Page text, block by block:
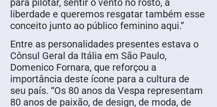
para pilotar, sentir o vento no rosto, a
liberdade e queremos resgatar também esse
conceito junto ao público feminino aqui.”
Entre as personalidades presentes estava o
Cônsul Geral da Itália em São Paulo,
Domenico Fornara, que reforçou a
importância deste ícone para a cultura de
seu país. “Os 80 anos da Vespa representam
80 anos de paixão, de design, de moda, de